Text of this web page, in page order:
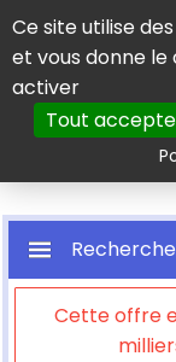
Panneau de
Ce site utilise
et vous donne le
activer
Tout
Cette offre
Recherche